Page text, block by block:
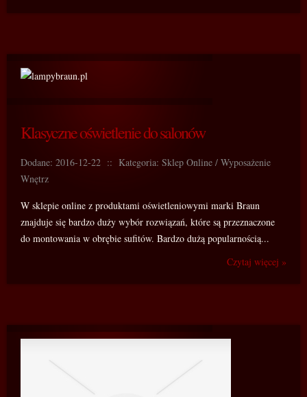
Klasyczne oświetlenie do salonów
Dodane: 2016-12-22 :: Kategoria: Sklep Online / Wyposażenie
Wnętrz
W sklepie online z produktami oświetleniowymi marki Braun
znajduje się bardzo duży wybór rozwiązań, które są przeznaczone
do montowania w obrębie sufitów. Bardzo dużą popularnością...
Czytaj więcej »